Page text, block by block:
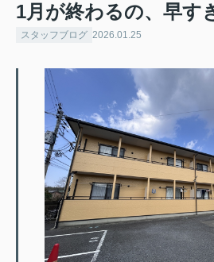
1月が終わるの、早す
スタッフブログ 2026.01.25